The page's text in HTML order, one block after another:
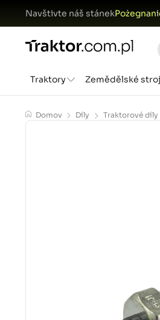
Navštivte náš stánek
Traktory Zemědělské
Domov Díly Traktorové díly